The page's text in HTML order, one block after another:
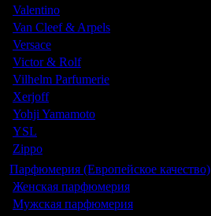
Valentino
Van Cleef & Arpels
Versace
Victor & Rolf
Vilhelm Parfumerie
Xerjoff
Yohji Yamamoto
YSL
Zippo
Парфюмерия (Европейское качество)
Женская парфюмерия
Мужская парфюмерия